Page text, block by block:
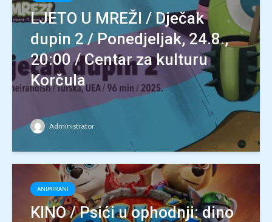
LJETO U MREŽI / Dječak
dupin 2 / Ponedjeljak, 24.8.,
20:00 / Centar za kulturu
Korčula
Administrator
ANIMIRANI
KINO / Psići u ophodnji: dino